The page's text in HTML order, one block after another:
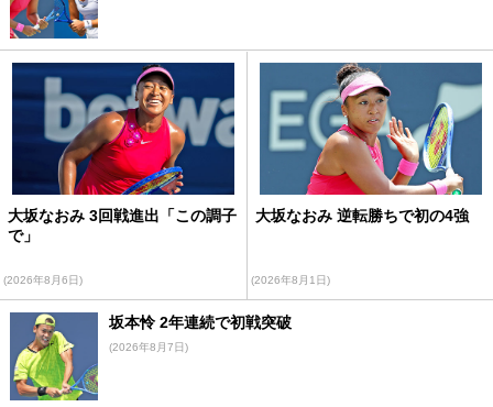
大坂なおみ 3回戦進出「この調子
で」
(2026年8月6日)
大坂なおみ 逆転勝ちで初の4強
(2026年8月1日)
坂本怜 2年連続で初戦突破
(2026年8月7日)